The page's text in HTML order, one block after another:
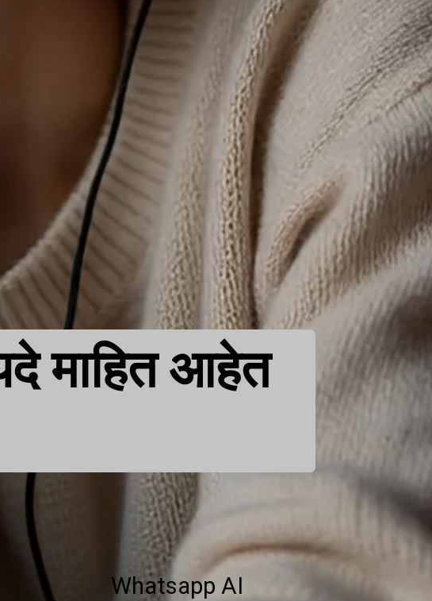
माहित आहेत
Whatsapp AI